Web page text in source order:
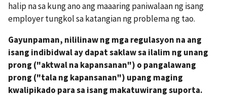
halip na sa kung ano ang maaaring paniwalaan ng isang
employer tungkol sa katangian ng problema ng tao.
Gayunpaman, nililinaw ng mga regulasyon na ang
isang indibidwal ay dapat saklaw sa ilalim ng unang
prong ("aktwal na kapansanan") o pangalawang
prong ("tala ng kapansanan") upang maging
kwalipikado para sa isang makatuwirang suporta.